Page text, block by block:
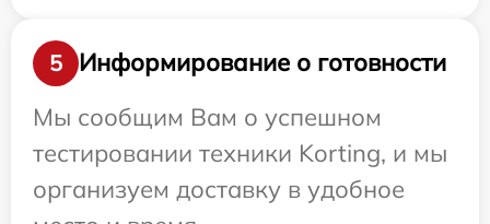
5
Информирование о готовности
Мы сообщим Вам о успешном
тестировании техники Korting, и мы
организуем доставку в удобное